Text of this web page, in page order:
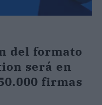
del formato
será en
firmas